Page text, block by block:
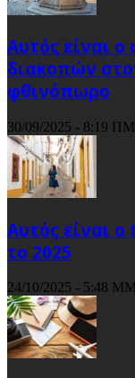
Αυτός είναι
διακοπών
φθινόπωρο
30/09/2025 - 8:19 ΠΜ
Αυτός είναι
το 2025
24/10/2025 - 5:48 ΜΜ